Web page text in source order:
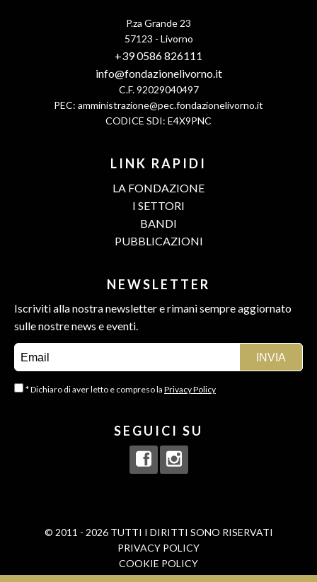
P.za Grande 23
57123 - Livorno
+39 0586 826111
info@fondazionelivorno.it
C.F. 92029040497
PEC: amministrazione@pec.fondazionelivorno.it
CODICE SDI: E4X9PNC
LINK RAPIDI
LA FONDAZIONE
I SETTORI
BANDI
PUBBLICAZIONI
NEWSLETTER
Iscriviti alla nostra newsletter e rimani sempre aggiornato
sulle nostre news e eventi.
* Dichiaro di aver letto e compreso la Privacy Policy
SEGUICI SU
© 2011 - 2026 TUTTI I DIRITTI SONO RISERVATI
PRIVACY POLICY
COOKIE POLICY